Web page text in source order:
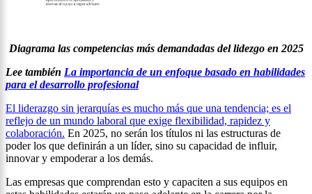
Diagrama las competencias más demandadas del lidezgo en 2025
Lee también La importancia de un enfoque basado en habilidades
para el desarrollo profesional
El liderazgo sin jerarquías es mucho más que una tendencia; es el
reflejo de un mundo laboral que exige flexibilidad, rapidez y
colaboración. En 2025, no serán los títulos ni las estructuras de
poder los que definirán a un líder, sino su capacidad de influir,
innovar y empoderar a los demás.
Las empresas que comprendan esto y capaciten a sus equipos en